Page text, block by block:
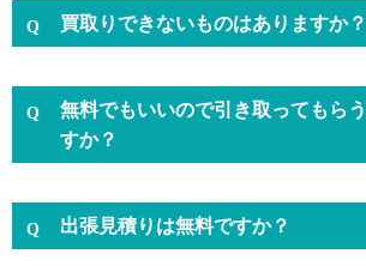
買取りできないものはありますか？
無料でもいいので引き取ってもら
すか？
出張見積りは無料ですか？